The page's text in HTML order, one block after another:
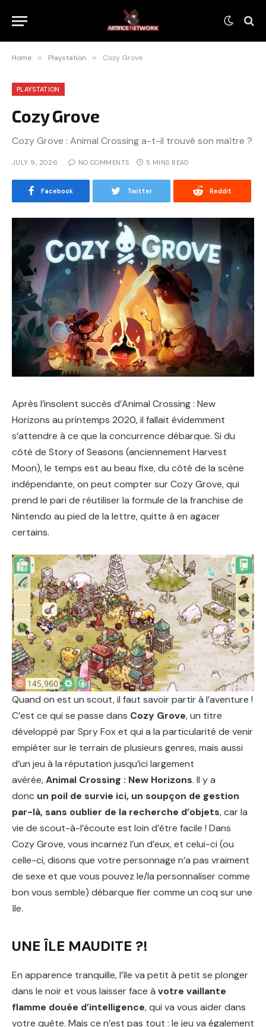
Home » Playstation » Cozy Grove
PLAYSTATION
Cozy Grove
Cozy Grove : Animal Crossing a-t-il trouvé son maître ?
JULY 9, 2026 NO COMMENTS 5 MINS READ
Facebook Twitter Reddit
Après l’insolent succès d’Animal Crossing : New
Horizons au printemps 2020, il fallait évidemment
s’attendre à ce que la concurrence débarque. Si du
côté de Story of Seasons (anciennement Harvest
Moon), le temps est au beau fixe, du côté de la scène
indépendante, on peut compter sur Cozy Grove, qui
prend le pari de réutiliser la formule de la franchise de
Nintendo au pied de la lettre, quitte à en agacer
certains.
Quand on est un scout, il faut savoir partir à l’aventure !
C’est ce qui se passe dans Cozy Grove, un titre
développé par Spry Fox et qui a la particularité de venir
empiéter sur le terrain de plusieurs genres, mais aussi
d’un jeu à la réputation jusqu’ici largement
avérée,Animal Crossing : New Horizons. Il y a
donc un poil de survie ici, un soupçon de gestion
par-là, sans oublier de la recherche d’objets, car la
vie de scout-à-l’écoute est loin d’être facile ! Dans
Cozy Grove, vous incarnez l’un d’eux, et celui-ci (ou
celle-ci, disons que votre personnage n’a pas vraiment
de sexe et que vous pouvez le/la personnaliser comme
bon vous semble) débarque fier comme un coq sur une
île.
UNE ÎLE MAUDITE ?!
En apparence tranquille, l’île va petit à petit se plonger
dans le noir et vous laisser face à votre vaillante
flamme douée d’intelligence, qui va vous aider dans
votre quête. Mais ce n’est pas tout : le jeu va également